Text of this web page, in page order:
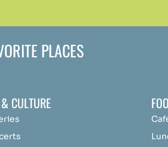
PLACES
CULTURE